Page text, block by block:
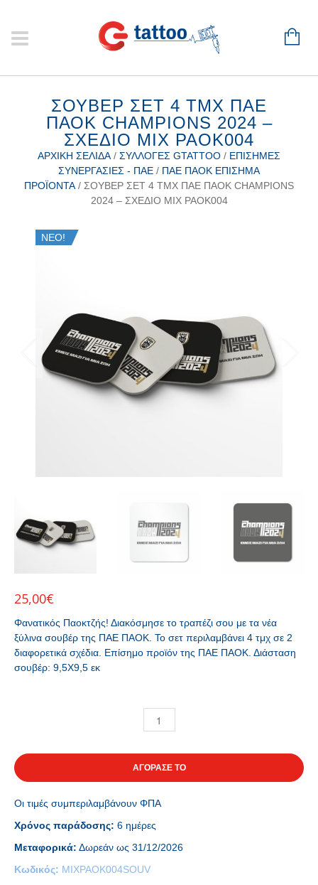
ΣΟΥΒΈΡ ΣΕΤ 4 ΤΜΧ ΠΑΕ
ΠΑΟΚ CHAMPIONS 2024 –
ΣΧΈΔΙΟ MIX PAOK004
ΑΡΧΙΚΉ ΣΕΛΊΔΑ / ΣΥΛΛΟΓΈΣ GTATTOO / ΕΠΊΣΗΜΕΣ
ΣΥΝΕΡΓΑΣΊΕΣ - ΠΑΕ / ΠΑΕ ΠΑΟΚ ΕΠΊΣΗΜΑ
ΠΡΟΪΌΝΤΑ / ΣΟΥΒΈΡ ΣΕΤ 4 ΤΜΧ ΠΑΕ ΠΑΟΚ CHAMPIONS
2024 – ΣΧΈΔΙΟ MIX PAOK004
ΝΕΟ!
25,00€
Φανατικός Παοκτζής! Διακόσμησε το τραπέζι σου με τα νέα
ξύλινα σουβέρ της ΠΑΕ ΠΑΟΚ. Το σετ περιλαμβάνει 4 τμχ σε 2
διαφορετικά σχέδια. Επίσημο προϊόν της ΠΑΕ ΠΑΟΚ. Διάσταση
σουβέρ: 9,5Χ9,5 εκ
ΑΓΟΡΑΣΕ ΤΟ
Οι τιμές συμπεριλαμβάνουν ΦΠΑ
Χρόνος παράδοσης: 6 ημέρες
Μεταφορικά: Δωρεάν ως 31/12/2026
Κωδικός: MIXPAOK004SOUV